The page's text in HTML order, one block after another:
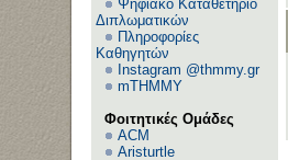
Ψηφιακό Καταθετήριο
Διπλωματικών
Πληροφορίες
Καθηγητών
Instagram @thmmy.gr
mTHMMY
Φοιτητικές Ομάδες
ACM
Aristurtle